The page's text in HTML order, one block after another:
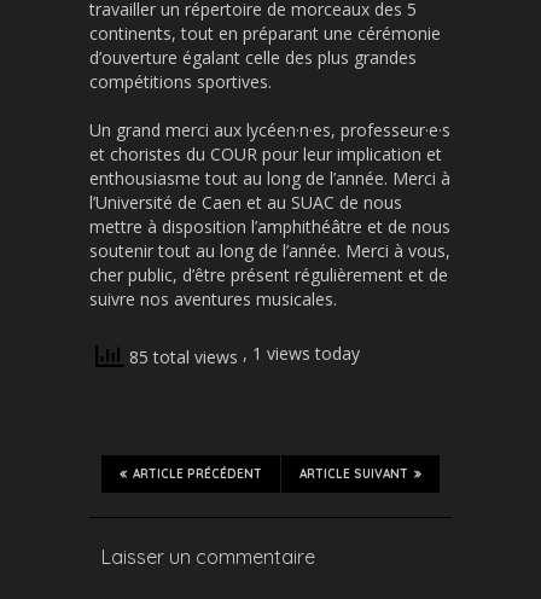
travailler un répertoire de morceaux des 5
continents, tout en préparant une cérémonie
d’ouverture égalant celle des plus grandes
compétitions sportives.
Un grand merci aux lycéen·n·es, professeur·e·s
et choristes du COUR pour leur implication et
enthousiasme tout au long de l’année. Merci à
l’Université de Caen et au SUAC de nous
mettre à disposition l’amphithéâtre et de nous
soutenir tout au long de l’année. Merci à vous,
cher public, d’être présent régulièrement et de
suivre nos aventures musicales.
85 total views , 1 views today
ARTICLE SUIVANT
ARTICLE PRÉCÉDENT
Laisser un commentaire